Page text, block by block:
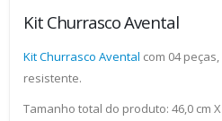
Kit Churrasco Avental
Kit Churrasco Avental com 04
resistente.
Tamanho total do produto: 46,0 cm